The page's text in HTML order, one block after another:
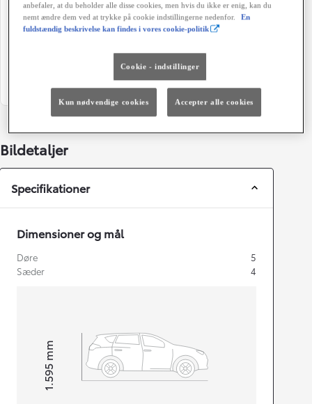
Geartype
Automatisk gearkasse
Døre
5
M67 Metal Oxide/Attitide
Grøn ejerafgift (årligt)
920 kr.
Bildetaljer
Specifikationer
Dimensioner og mål
Døre
5
Sæder
4
Højt1.595
mm
anbefaler, at du beholder alle disse cookies, men hvis du ikke er enig, kan du
nemt ændre dem ved at trykke på cookie indstillingerne nedenfor.
En
fuldstændig beskrivelse kan findes i vores cookie-politik
Cookie - indstillinger
Kun nødvendige cookies Accepter alle cookies